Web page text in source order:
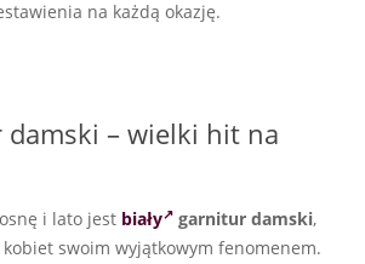
na każdą okazję.
damski – wielki hit na
i lato jest biały garnitur damski,
swoim wyjątkowym fenomenem.